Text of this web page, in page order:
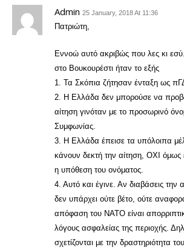
Admin 25 January, 2018 At 11:36
Πατριώτη,
Εννοώ αυτό ακριβώς που λες κι
στο Βουκουρέστι ήταν το εξής
1. Τα Σκόπια ζήτησαν ένταξη ως
2. Η Ελλάδα δεν μπορούσε να
αίτηση γινόταν με το προσωρινό
Συμφωνίας.
3. Η Ελλάδα έπεισε τα υπόλοιπα
κάνουν δεκτή την αίτηση, ΟΧΙ όμως
η υπόθεση του ονόματος.
4. Αυτό και έγινε. Αν διαβάσεις
δεν υπάρχει ούτε βέτο, ούτε
απόφαση του ΝΑΤΟ είναι
λόγους ασφαλείας της περιοχής.
σχετίζονται με την δραστηριότητα